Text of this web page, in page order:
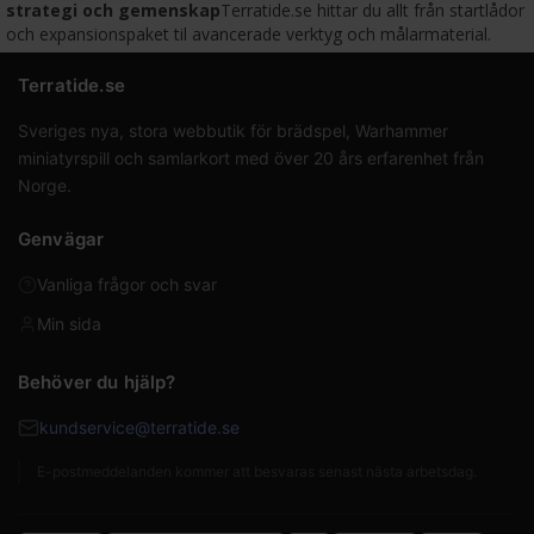
strategi och gemenskapTerratide.se hittar du allt från startlådor
och expansionspaket til avancerade verktyg och målarmaterial.
Terratide.se
Sveriges nya, stora webbutik för brädspel, Warhammer
miniatyrspill och samlarkort med över 20 års erfarenhet från
Norge.
Genvägar
Vanliga frågor och svar
Min sida
Behöver du hjälp?
kundservice@terratide.se